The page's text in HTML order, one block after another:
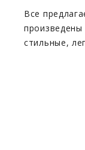
Все
стильные,